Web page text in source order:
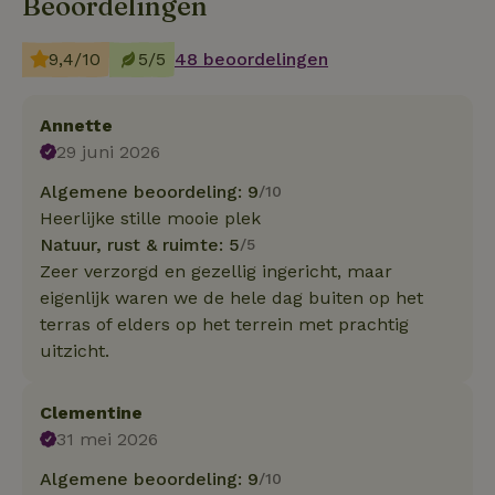
9,4/10 5/5 48 beoordelingen
Annette
29 juni 2026
Algemene beoordeling: 9/10
Heerlijke stille mooie plek
Natuur, rust & ruimte: 5/5
Zeer verzorgd en gezellig ingericht, maar
eigenlijk waren we de hele dag buiten op het
terras of elders op het terrein met prachtig
uitzicht.
Clementine
31 mei 2026
Algemene beoordeling: 9/10